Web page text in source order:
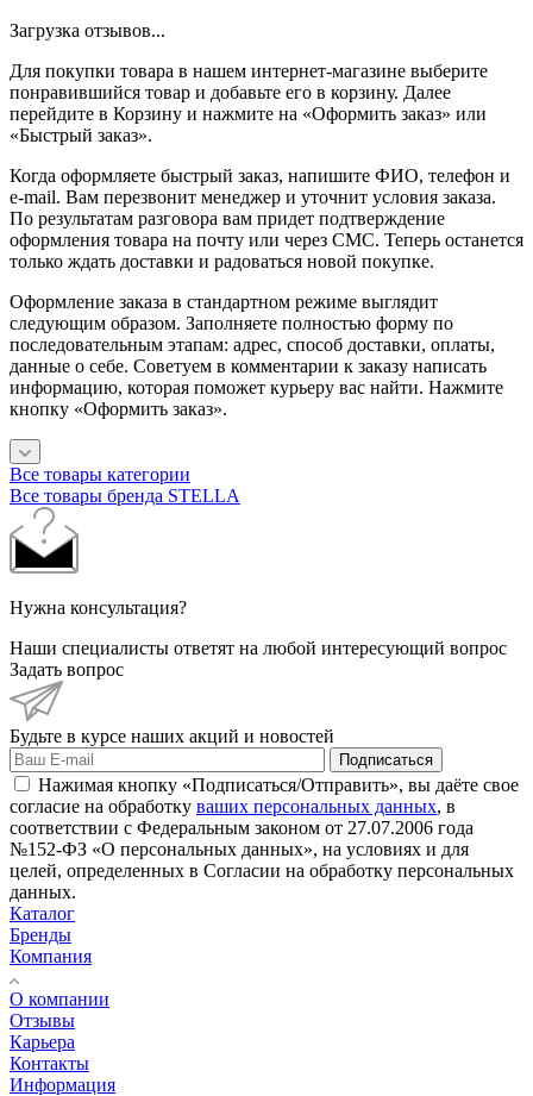
Загрузка отзывов...
Для покупки товара в нашем интернет-магазине выберите
понравившийся товар и добавьте его в корзину. Далее
перейдите в Корзину и нажмите на «Оформить заказ» или
«Быстрый заказ».
Когда оформляете быстрый заказ, напишите ФИО, телефон и
e-mail. Вам перезвонит менеджер и уточнит условия заказа.
По результатам разговора вам придет подтверждение
оформления товара на почту или через СМС. Теперь останется
только ждать доставки и радоваться новой покупке.
Оформление заказа в стандартном режиме выглядит
следующим образом. Заполняете полностью форму по
последовательным этапам: адрес, способ доставки, оплаты,
данные о себе. Советуем в комментарии к заказу написать
информацию, которая поможет курьеру вас найти. Нажмите
кнопку «Оформить заказ».
Все товары категории
Все товары бренда STELLA
Нужна консультация?
Наши специалисты ответят на любой интересующий вопрос
Задать вопрос
Будьте в курсе наших акций и новостей
Подписаться
Нажимая кнопку «Подписаться/Отправить», вы даёте свое
согласие на обработку ваших персональных данных, в
соответствии с Федеральным законом от 27.07.2006 года
№152-ФЗ «О персональных данных», на условиях и для
целей, определенных в Согласии на обработку персональных
данных.
Каталог
Бренды
Компания
О компании
Отзывы
Карьера
Контакты
Информация